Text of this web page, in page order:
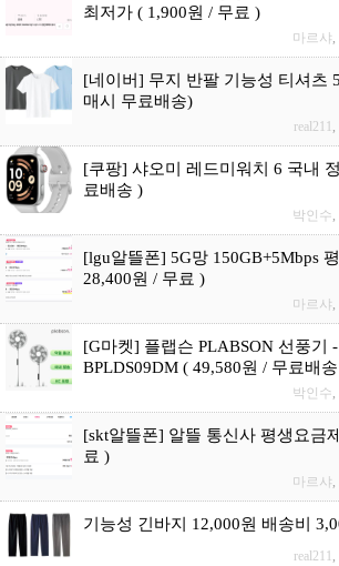
최저가 ( 1,900원 / 무료 )
마르샤,
[네이버] 무지 반팔 기능성 티셔츠
매시 무료배송)
real211 ,
[쿠팡] 샤오미 레드미워치 6 국내
료배송 )
박인수,
[lgu알뜰폰] 5G망 150GB+5Mbps
28,400원 / 무료 )
마르샤,
[G마켓] 플랩슨 PLABSON 선풍기
BPLDS09DM ( 49,580원 / 무료배
박인수,
[skt알뜰폰] 알뜰 통신사 평생요금
료 )
마르샤,
기능성 긴바지 12,000원 배송비
real211 ,